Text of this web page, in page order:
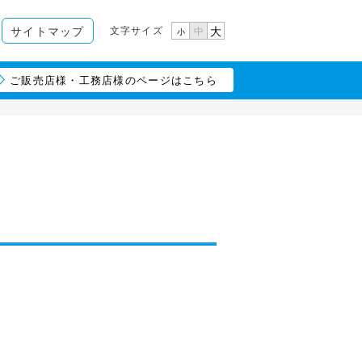
サイトマップ 文字サイズ 小 中 大
ご販売店様・工務店様のページはこちら